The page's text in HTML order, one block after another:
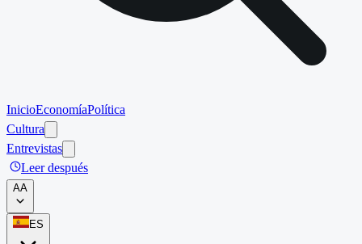
InicioEconomíaPolítica
Cultura
Entrevistas
Leer después
AA
ES